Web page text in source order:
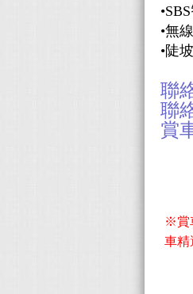
•SBS
•無線
•陡
聯
聯
賞
※賞
車精